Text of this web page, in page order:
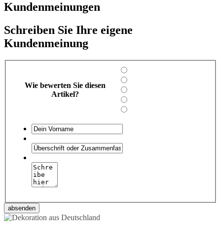
Kundenmeinungen
Schreiben Sie Ihre eigene
Kundenmeinung
Wie bewerten Sie diesen
Artikel?
absenden